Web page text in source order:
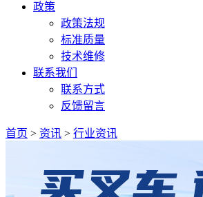
政策
政策法规
标准质量
技术维修
联系我们
联系方式
反馈留言
首页 > 资讯 > 行业资讯